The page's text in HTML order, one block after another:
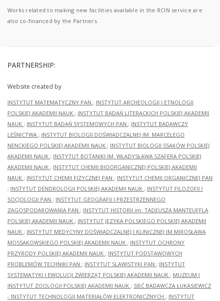
Works related to making new facilities available in the RCIN service are
also co-financed by the Partners.
PARTNERSHIP:
Website created by
INSTYTUT MATEMATYCZNY PAN ; INSTYTUT ARCHEOLOGII I ETNOLOGII
POLSKIEJ AKADEMII NAUK ; INSTYTUT BADAŃ LITERACKICH POLSKIEJ AKADEMII
NAUK ; INSTYTUT BADAŃ SYSTEMOWYCH PAN ; INSTYTUT BADAWCZY
LEŚNICTWA ; INSTYTUT BIOLOGII DOŚWIADCZALNEJ IM. MARCELEGO
NENCKIEGO POLSKIEJ AKADEMII NAUK ; INSTYTUT BIOLOGII SSAKÓW POLSKIEJ
AKADEMII NAUK ; INSTYTUT BOTANIKI IM. WŁADYSŁAWA SZAFERA POLSKIEJ
AKADEMII NAUK ; INSTYTUT CHEMII BIOORGANICZNEJ POLSKIEJ AKADEMII
NAUK ; INSTYTUT CHEMII FIZYCZNEJ PAN ; INSTYTUT CHEMII ORGANICZNEJ PAN
; INSTYTUT DENDROLOGII POLSKIEJ AKADEMII NAUK ; INSTYTUT FILOZOFII I
SOCJOLOGII PAN ; INSTYTUT GEOGRAFII I PRZESTRZENNEGO
ZAGOSPODAROWANIA PAN ; INSTYTUT HISTORII im. TADEUSZA MANTEUFFLA
POLSKIEJ AKADEMII NAUK ; INSTYTUT JĘZYKA POLSKIEGO POLSKIEJ AKADEMII
NAUK ; INSTYTUT MEDYCYNY DOŚWIADCZALNEJ I KLINICZNEJ IM.MIROSŁAWA
MOSSAKOWSKIEGO POLSKIEJ AKADEMII NAUK ; INSTYTUT OCHRONY
PRZYRODY POLSKIEJ AKADEMII NAUK ; INSTYTUT PODSTAWOWYCH
PROBLEMÓW TECHNIKI PAN ; INSTYTUT SLAWISTYKI PAN ; INSTYTUT
SYSTEMATYKI I EWOLUCJI ZWIERZĄT POLSKIEJ AKADEMII NAUK ; MUZEUM I
INSTYTUT ZOOLOGII POLSKIEJ AKADEMII NAUK ; SIEĆ BADAWCZA ŁUKASIEWICZ
- INSTYTUT TECHNOLOGII MATERIAŁÓW ELEKTRONICZNYCH ; INSTYTUT